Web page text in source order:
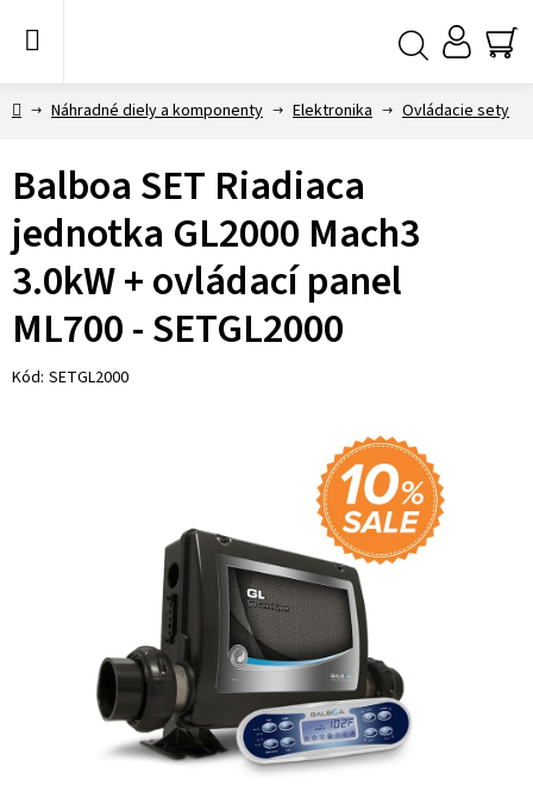
DomovNáhradné diely a komponenty Elektronika Ovládacie sety
Balboa SET Riadiaca
jednotka GL2000 Mach3
3.0kW + ovládací panel
ML700 - SETGL2000
Kód: SETGL2000